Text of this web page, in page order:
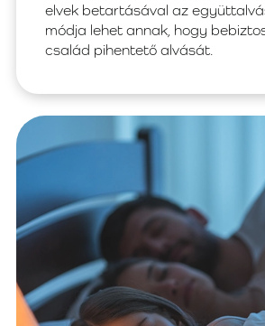
elvek betartásával az
módja lehet annak, hogy
család pihentető alvását.